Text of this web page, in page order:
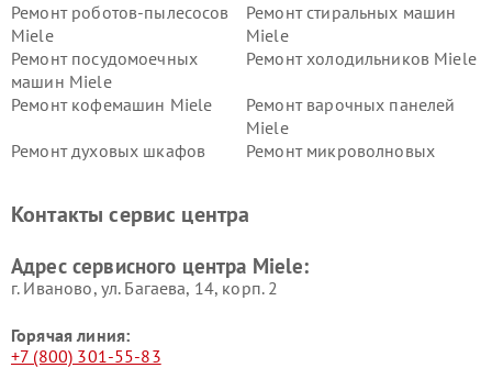
Ремонт роботов-пылесосов
Miele
Ремонт стиральных машин
Miele
Ремонт посудомоечных
машин Miele
Ремонт холодильников Miele
Ремонт кофемашин Miele
Ремонт варочных панелей
Miele
Ремонт духовых шкафов
Ремонт микроволновых
Miele
Miele
пылесосов Miele
Контакты сервис центра
Адрес сервисного центра Miele:
г. Иваново, ул. Багаева, 14, корп. 2
Горячая линия:
+7 (800) 301-55-83